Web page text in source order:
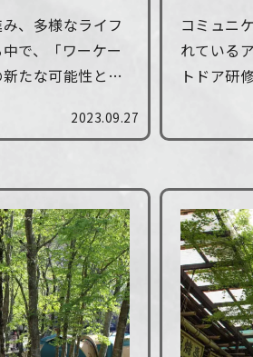
、多様なライフ
で、「ワーケー
たな可能性とし
性アップはもちろ
2023.09.27
コミュニ
れている
トドア研
研修を